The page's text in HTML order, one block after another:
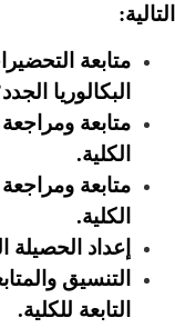
التالية:
متابعة
البكالوريا
متابعة ومراجعة
الكلية.
متابعة
الكلية.
إعداد الحصيلة
التنسيق
التابعة للكلية.